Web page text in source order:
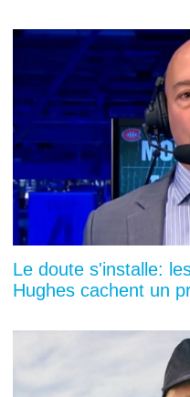
Le doute s'installe:
Hughes cachent un